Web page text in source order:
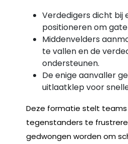
Verdedigers dicht bij
positioneren om
Middenvelders
te vallen en de
ondersteunen.
De enige aanvaller
uitlaatklep voor
Deze formatie stelt
tegenstanders te
gedwongen worden om